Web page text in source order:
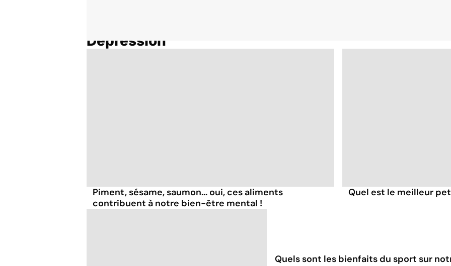
Dépression
Piment, sésame, saumon... oui, ces aliments
contribuent à notre bien-être mental !
Quel est le meilleur
Quels sont les bienfaits du sport sur